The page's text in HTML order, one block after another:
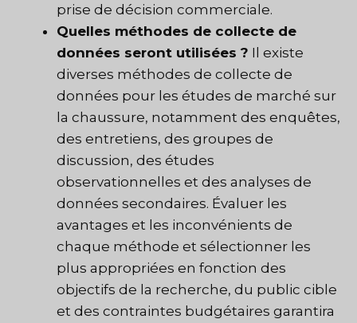
prise de décision commerciale.
Quelles méthodes de collecte de
données seront utilisées ? Il existe
diverses méthodes de collecte de
données pour les études de marché sur
la chaussure, notamment des enquêtes,
des entretiens, des groupes de
discussion, des études
observationnelles et des analyses de
données secondaires. Évaluer les
avantages et les inconvénients de
chaque méthode et sélectionner les
plus appropriées en fonction des
objectifs de la recherche, du public cible
et des contraintes budgétaires garantira